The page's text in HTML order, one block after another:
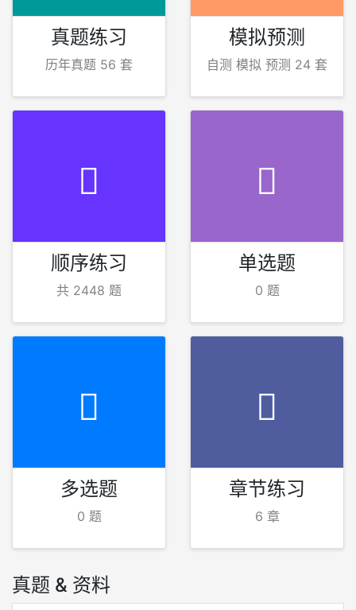
真题练习
历年真题 56 套
模拟预测
自测 模拟 预测 24 套
顺序练习
共 2448 题
单选题
0 题
多选题
0 题
章节练习
6 章
真题 & 资料